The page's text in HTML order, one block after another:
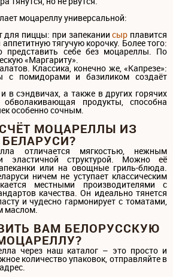
моцареллу универсальной:
для пиццы: при запеканиисыр плавится
тягучую корочку. Более того:
представить себе без моцареллы. По
«Маргариту».
Классика, конечно же, «Капрезе»:
с помидорами и базиликом создаёт
в сэндвичах, а также в других горячих
обволакивающая продукты, способна
особенно сочным.
МОЦАРЕЛЛЫ ИЗ
БЕЛАРУСИ?
отличается мягкостью, нежным
эластичной структурой. Можно её
или на овощные гриль-блюда.
ничем не уступает классическим
местными производителями с
качества. Он идеально тянется
и чудесно гармонирует с томатами,
маслом.
ВАМ БЕЛОРУССКУЮ
через наш каталог – это просто и
количество упаковок, отправляйте в